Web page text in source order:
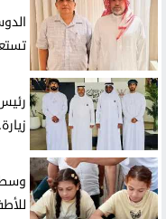
وسط